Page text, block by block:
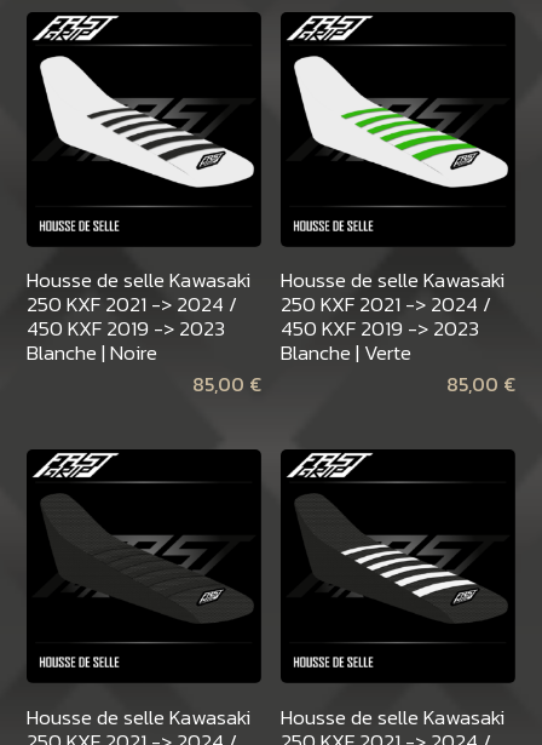
Housse de selle Kawasaki
250 KXF 2021 -> 2024 /
450 KXF 2019 -> 2023
Blanche | Noire
85,00 €
Housse de selle Kawasaki
250 KXF 2021 -> 2024 /
450 KXF 2019 -> 2023
Blanche | Verte
85,00 €
Housse de selle Kawasaki Housse de selle Kawasaki